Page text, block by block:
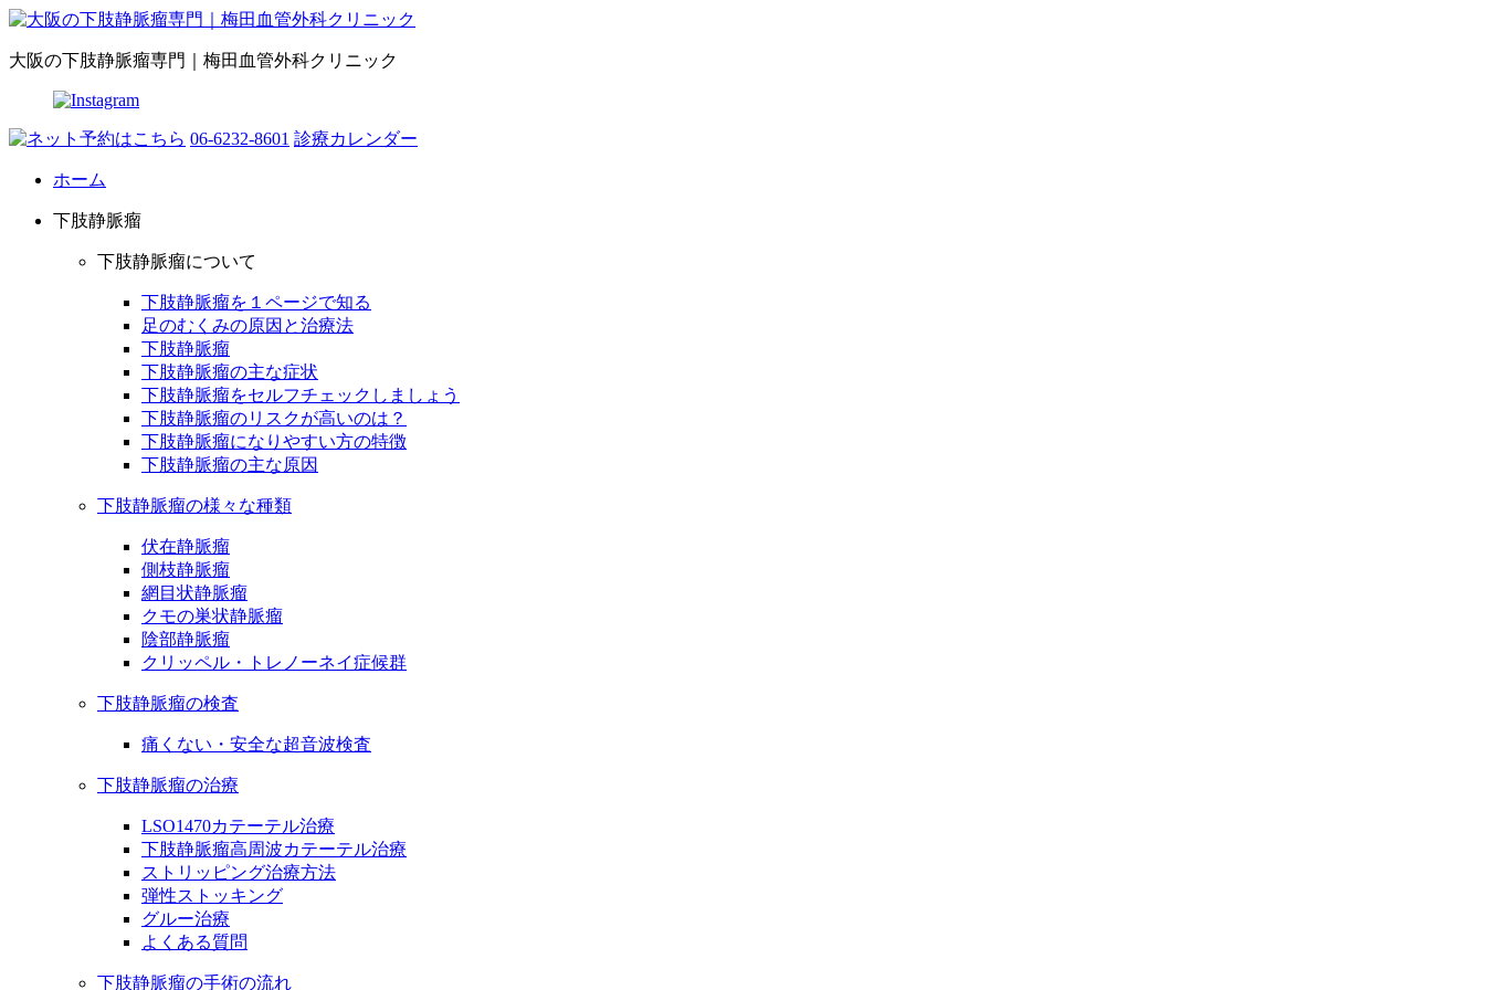
大阪の下肢静脈瘤専門｜梅田血管外科クリニック
06-6232-8601 診療カレンダー
ホーム
下肢静脈瘤
下肢静脈瘤について
下肢静脈瘤を１ページで知る
足のむくみの原因と治療法
下肢静脈瘤
下肢静脈瘤の主な症状
下肢静脈瘤をセルフチェックしましょう
下肢静脈瘤のリスクが高いのは？
下肢静脈瘤になりやすい方の特徴
下肢静脈瘤の主な原因
下肢静脈瘤の様々な種類
伏在静脈瘤
側枝静脈瘤
網目状静脈瘤
クモの巣状静脈瘤
陰部静脈瘤
クリッペル・トレノーネイ症候群
下肢静脈瘤の検査
痛くない・安全な超音波検査
下肢静脈瘤の治療
LSO1470カテーテル治療
下肢静脈瘤高周波カテーテル治療
ストリッピング治療方法
弾性ストッキング
グルー治療
よくある質問
下肢静脈瘤の手術の流れ